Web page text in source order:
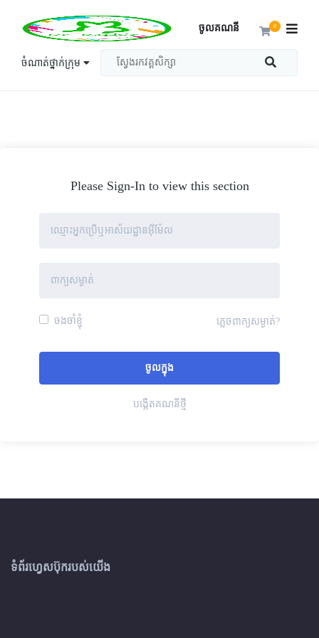
ចំណាត់ថ្នាក់ក្រុម
0
ចូលគណនី
Please Sign-In to view this section
ចងចាំខ្ញុំ ភ្លេចពាក្យសម្ងាត់?
បង្កើតគណនីថ្មី
ទំព័រហ្វេសប៊ុករបស់យើង